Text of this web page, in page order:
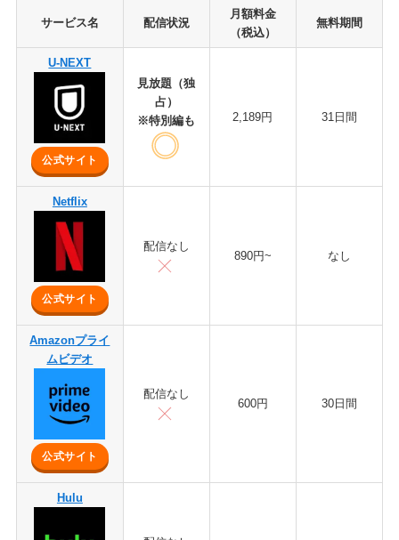
サービス名 配信状況
月額料金
（税込）
無料期間
U-NEXT
公式サイト
見放題（独
占）
※特別編も
2,189円 31日間
Netflix
公式サイト
配信なし
890円~ なし
Amazonプライ
ムビデオ
公式サイト
配信なし
600円 30日間
Hulu